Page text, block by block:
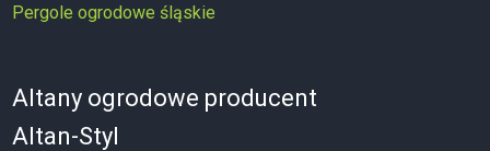
Pergole ogrodowe śląskie
Altany ogrodowe producent
Altan-Styl